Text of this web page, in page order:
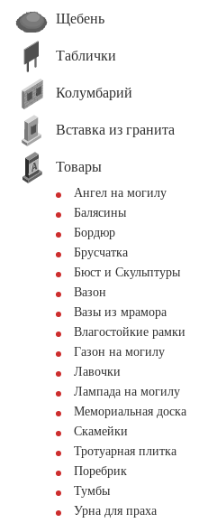
Щебень
Таблички
Колумбарий
Вставка из гранита
Товары
Ангел на могилу
Балясины
Бордюр
Брусчатка
Бюст и Скульптуры
Вазон
Вазы из мрамора
Влагостойкие рамки
Газон на могилу
Лавочки
Лампада на могилу
Мемориальная доска
Скамейки
Тротуарная плитка
Поребрик
Тумбы
Урна для праха